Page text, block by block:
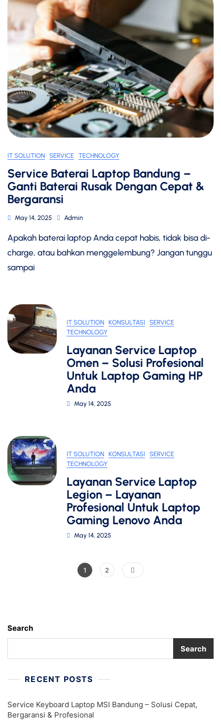
IT SOLUTION SERVICE TECHNOLOGY
Service Baterai Laptop Bandung –
Ganti Baterai Rusak Dengan Cepat &
Bergaransi
May 14, 2025 Admin
Apakah baterai laptop Anda cepat habis, tidak bisa di-
charge, atau bahkan menggelembung? Jangan tunggu
sampai
IT SOLUTION KONSULTASI
SERVICE
TECHNOLOGY
Layanan Service Laptop
Omen – Solusi Profesional
Untuk Laptop Gaming HP
Anda
May 14, 2025
IT SOLUTION KONSULTASI
SERVICE
TECHNOLOGY
Layanan Service Laptop
Legion – Layanan
Profesional Untuk Laptop
Gaming Lenovo Anda
May 14, 2025
Posts
Page
1 Page
2
Search
Search
RECENT POSTS
Service Keyboard Laptop MSI Bandung – Solusi Cepat,
Bergaransi & Profesional